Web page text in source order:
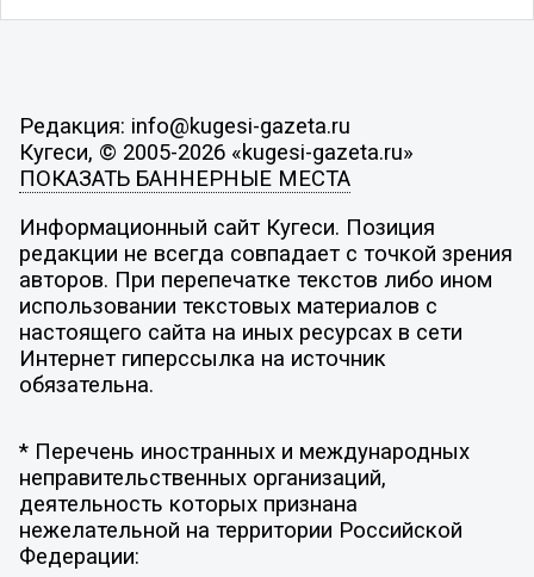
Редакция: info@kugesi-gazeta.ru
Кугеси, © 2005-2026 «kugesi-gazeta.ru»
ПОКАЗАТЬ БАННЕРНЫЕ МЕСТА
Информационный сайт Кугеси. Позиция
редакции не всегда совпадает с точкой зрения
авторов. При перепечатке текстов либо ином
использовании текстовых материалов с
настоящего сайта на иных ресурсах в сети
Интернет гиперссылка на источник
обязательна.
* Перечень иностранных и международных
неправительственных организаций,
деятельность которых признана
нежелательной на территории Российской
Федерации: